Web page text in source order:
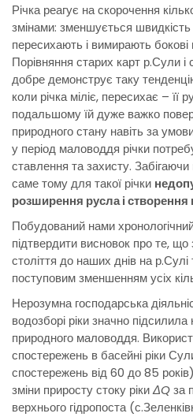
Річка реагує на скорочення
змінами: зменшується швидкість
пересихають і вимирають бокові
Порівняння старих карт р.Сули і
добре демонструє таку
коли річка міліє, пересихає –
подальшому їй дуже важко
природного стану навіть за
у період маловоддя річки
ставлення та захисту.
саме тому для такої річки
розширення русла і створення
Побудований нами
підтвердити висновок про те,
століття до наших днів на
поступовим зменшенням усіх
Нерозумна господарська
водозборі ріки значно
природного маловоддя.
спостережень в басейні ріки
спостережень від 60 до 85
зміни приросту стоку рікиΔQза
верхнього гідропоста